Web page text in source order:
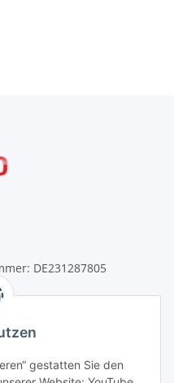
gestatten Sie den
DE231287805